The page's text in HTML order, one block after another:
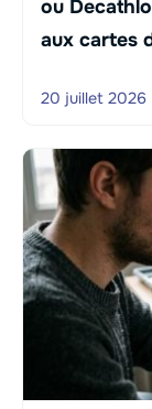
ou
aux cartes
20 juillet 2026